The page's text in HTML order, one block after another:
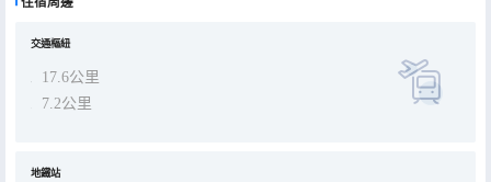
英客房，坐擁一線美景，彰顯入住的尊貴，喚醒您的感官，縱覽城市魅力景觀。酒店擁有早餐廳，早餐以中式為主。設
交通樞紐
17.6公里
7.2公里
地鐵站